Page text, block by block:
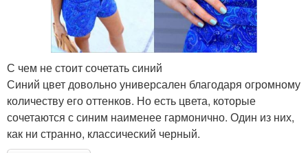
С чем не стоит сочетать синий
Синий цвет довольно универсален благодаря огромному
количеству его оттенков. Но есть цвета, которые
сочетаются с синим наименее гармонично. Один из них,
как ни странно, классический черный.